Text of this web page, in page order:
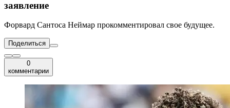
заявление
Форвард Сантоса Неймар прокомментировал свое будущее.
Поделиться
0
комментарии